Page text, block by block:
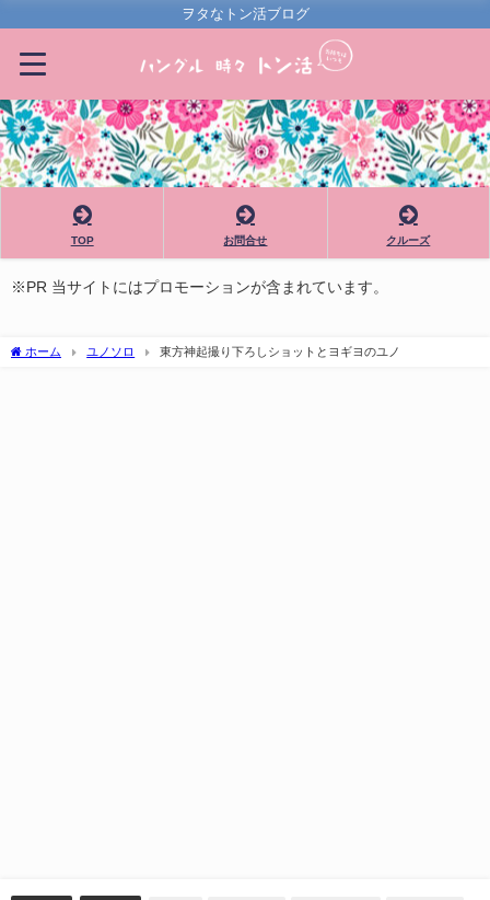
ヲタなトン活ブログ
TOP お問合せ クルーズ
※PR 当サイトにはプロモーションが含まれています。
ホーム ユノソロ 東方神起撮り下ろしショットとヨギヨのユノ